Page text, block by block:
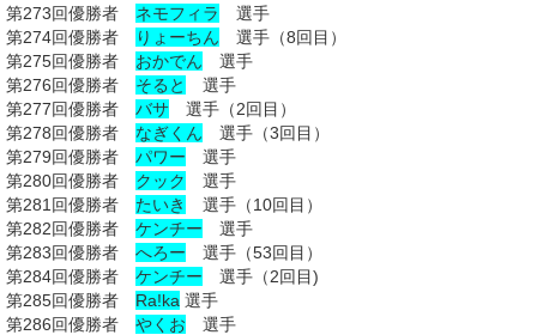
第273回優勝者 ネモフィラ
選手
第274回優勝者
りょーちん 選手（8回目）
第275回優勝者 おかでん 選手
第276回優勝者 そると
選手
第277回優勝者 バサ 選手（2回目）
第278回優勝者 なぎくん 選手（3回目）
第279回優勝者 パワー 選手
第280回優勝者 クック
選手
第281回優勝者 たいき
選手（10回目）
第282回優勝者 ケンチー 選手
第283回優勝者 へろー 選手（53回目）
第284回優勝者 ケンチー 選手（2回目)
第285回優勝者 Ra!ka 選手
第286回優勝者 やくお 選手